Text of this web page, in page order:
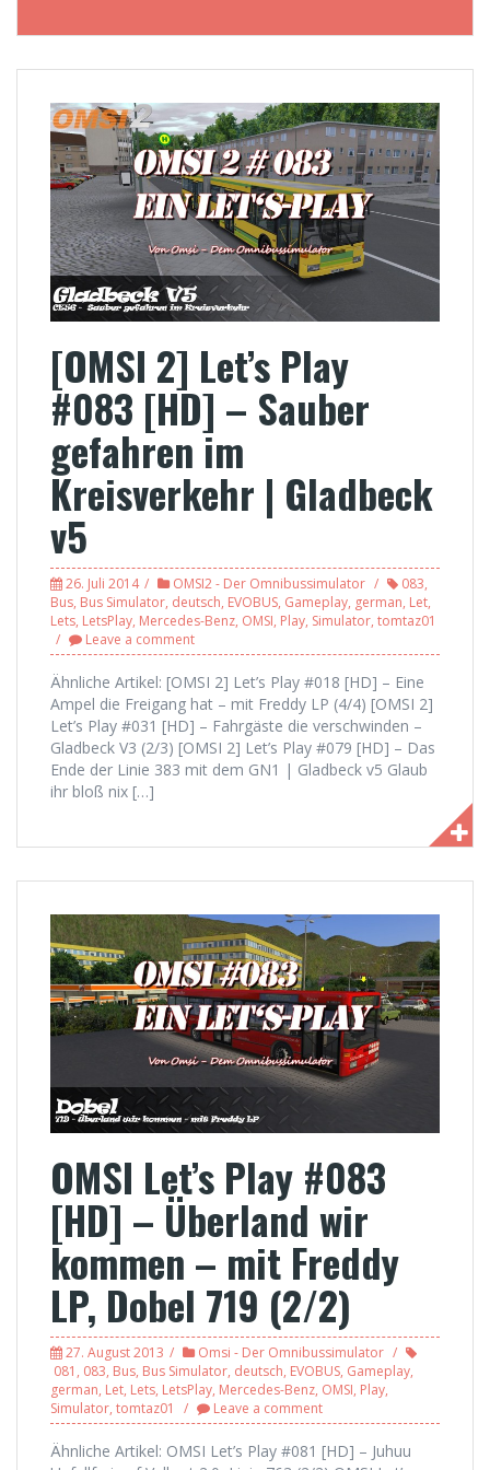
[OMSI 2] Let’s Play
#083 [HD] – Sauber
gefahren im
Kreisverkehr | Gladbeck
v5
26. Juli 2014 OMSI2 - Der Omnibussimulator 083,
Bus, Bus Simulator, deutsch, EVOBUS, Gameplay, german, Let,
Lets, LetsPlay, Mercedes-Benz, OMSI, Play, Simulator, tomtaz01
Leave a comment
Ähnliche Artikel: [OMSI 2] Let’s Play #018 [HD] – Eine
Ampel die Freigang hat – mit Freddy LP (4/4) [OMSI 2]
Let’s Play #031 [HD] – Fahrgäste die verschwinden –
Gladbeck V3 (2/3) [OMSI 2] Let’s Play #079 [HD] – Das
Ende der Linie 383 mit dem GN1 | Gladbeck v5 Glaub
ihr bloß nix […]
OMSI Let’s Play #083
[HD] – Überland wir
kommen – mit Freddy
LP, Dobel 719 (2/2)
27. August 2013
Omsi - Der Omnibussimulator
081 , 083, Bus, Bus Simulator, deutsch, EVOBUS, Gameplay,
german, Let, Lets, LetsPlay, Mercedes-Benz, OMSI, Play,
Simulator, tomtaz01 Leave a comment
Ähnliche Artikel: OMSI Let’s Play #081 [HD] – Juhuu